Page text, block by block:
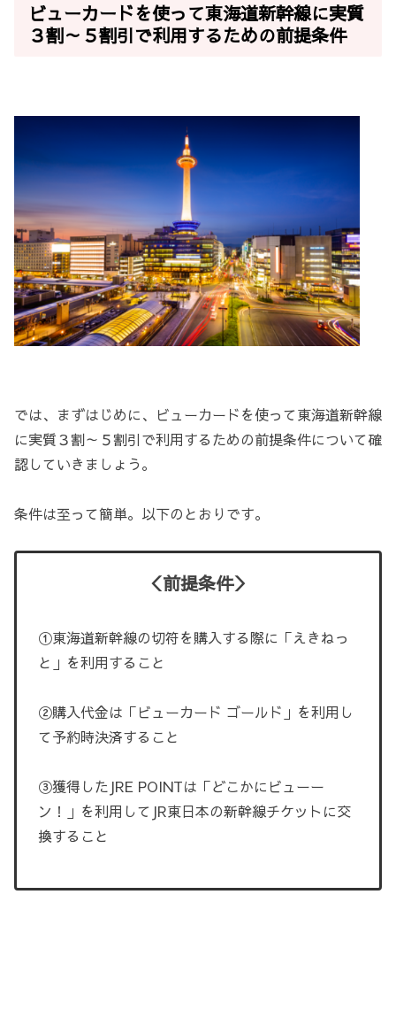
ビューカードを使って東海道新幹線に実質
３割～５割引で利用するための前提条件
では、まずはじめに、ビューカードを使って東海道新幹線
に実質３割～５割引で利用するための前提条件について確
認していきましょう。
条件は至って簡単。以下のとおりです。
＜前提条件＞
①東海道新幹線の切符を購入する際に「えきねっ
と」を利用すること
②購入代金は「ビューカード ゴールド」を利用し
て予約時決済すること
③獲得したJRE POINTは「どこかにビューー
ン！」を利用してJR東日本の新幹線チケットに交
換すること